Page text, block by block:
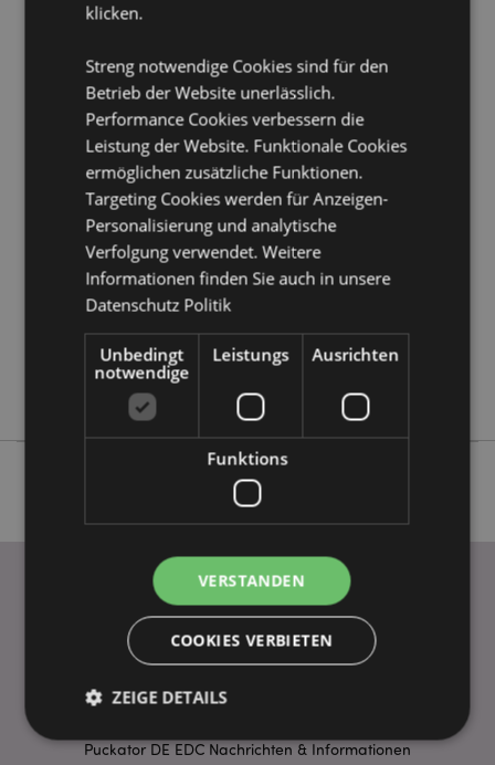
Möchten Sie mehr über den Einkauf bei Puckator
erfahren?Dann lesen Sie unseren Leitfaden für
Produktattribute
Information
Höhe 10cm Breite 11.5cm Tiefe 10cm
5055071506246
24
0.355000
Keine
Keine
Keine
WICHTIGE INFORMATION
FAQ
Lieferbedingungen
Puckator DE EDC Nachrichten & Informationen
klicken.
Streng notwendige Cookies sind für den
Betrieb der Website unerlässlich.
Performance Cookies verbessern die
Leistung der Website. Funktionale Cookies
ermöglichen zusätzliche Funktionen.
Targeting Cookies werden für Anzeigen-
Personalisierung und analytische
Verfolgung verwendet. Weitere
Informationen finden Sie auch in unsere
Datenschutz Politik
Unbedingt
notwendige
Leistungs Ausrichten
Funktions
VERSTANDEN
COOKIES VERBIETEN
ZEIGE DETAILS